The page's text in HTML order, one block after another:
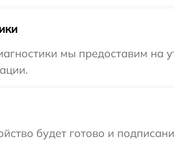
мы предоставим на
будет готово и